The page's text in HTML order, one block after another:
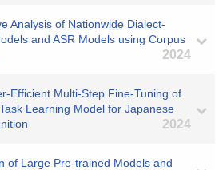
Analysis of Nationwide Dialect-
and ASR Models using Corpus
2024
Efficient Multi-Step Fine-Tuning of
Learning Model for Japanese
2024
of Large Pre-trained Models and